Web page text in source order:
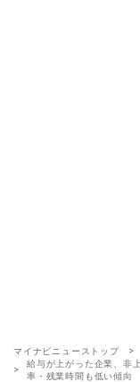
マイナビニューストップ
給与が上がった企業、非
率・残業時間も低い傾向